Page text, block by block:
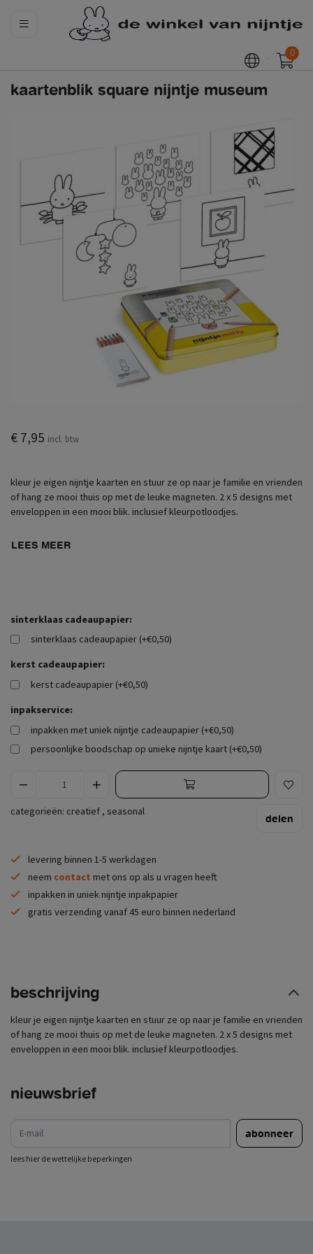
0
kaartenblik square nijntje museum
€ 7,95 incl. btw
kleur je eigen nijntje kaarten en stuur ze op naar je familie en vrienden
of hang ze mooi thuis op met de leuke magneten. 2 x 5 designs met
enveloppen in een mooi blik. inclusief kleurpotloodjes.
LEES MEER
sinterklaas cadeaupapier:
sinterklaas cadeaupapier (+€0,50)
kerst cadeaupapier:
kerst cadeaupapier (+€0,50)
inpakservice:
inpakken met uniek nijntje cadeaupapier (+€0,50)
persoonlijke boodschap op unieke nijntje kaart (+€0,50)
categorieën: creatief , seasonal
delen
levering binnen 1-5 werkdagen
neem contact met ons op als u vragen heeft
inpakken in uniek nijntje inpakpapier
gratis verzending vanaf 45 euro binnen nederland
beschrijving
kleur je eigen nijntje kaarten en stuur ze op naar je familie en vrienden
of hang ze mooi thuis op met de leuke magneten. 2 x 5 designs met
enveloppen in een mooi blik. inclusief kleurpotloodjes.
nieuwsbrief
abonneer
lees hier de wettelijke beperkingen